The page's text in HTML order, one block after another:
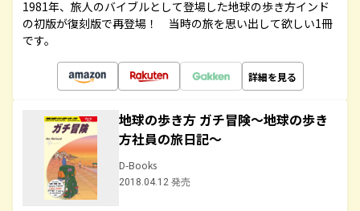
1981年、旅人のバイブルとして登場した地球の歩き方インド
の初版が復刻版で再登場！ 当時の旅を思い出して欲しい1冊
です。
詳細を見る
地球の歩き方 ガチ冒険～地球の歩き
方社員の旅日記～
D-Books
2018.04.12 発売